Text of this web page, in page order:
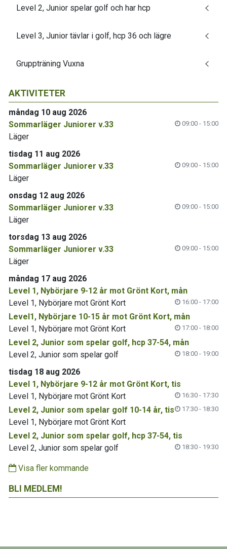
Level 2, Junior spelar golf och har hcp
Level 3, Junior tävlar i golf, hcp 36 och lägre
Gruppträning Vuxna
AKTIVITETER
måndag 10 aug 2026
Sommarläger Juniorer v.33
09:00 - 15:00
Läger
tisdag 11 aug 2026
Sommarläger Juniorer v.33
09:00 - 15:00
Läger
onsdag 12 aug 2026
Sommarläger Juniorer v.33
09:00 - 15:00
Läger
torsdag 13 aug 2026
Sommarläger Juniorer v.33
09:00 - 15:00
Läger
måndag 17 aug 2026
Level 1, Nybörjare 9-12 år mot Grönt Kort, mån
16:00 - 17:00
Level 1, Nybörjare mot Grönt Kort
Level1, Nybörjare 10-15 år mot Grönt Kort, mån
17:00 - 18:00
Level 1, Nybörjare mot Grönt Kort
Level 2, Junior som spelar golf, hcp 37-54, mån
18:00 - 19:00
Level 2, Junior som spelar golf
tisdag 18 aug 2026
Level 1, Nybörjare 9-12 år mot Grönt Kort, tis
16:30 - 17:30
Level 1, Nybörjare mot Grönt Kort
Level 2, Junior som spelar golf 10-14 år, tis
17:30 - 18:30
Level 1, Nybörjare mot Grönt Kort
Level 2, Junior som spelar golf, hcp 37-54, tis
18:30 - 19:30
Level 2, Junior som spelar golf
Visa fler kommande
BLI MEDLEM!